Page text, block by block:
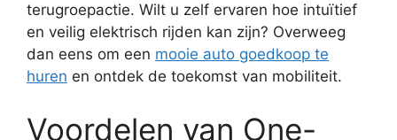
terugroepactie. Wilt u zelf ervaren hoe intuïtief
en veilig elektrisch rijden kan zijn? Overweeg
dan eens om een mooie auto goedkoop te
huren en ontdek de toekomst van mobiliteit.
Voordelen van One-